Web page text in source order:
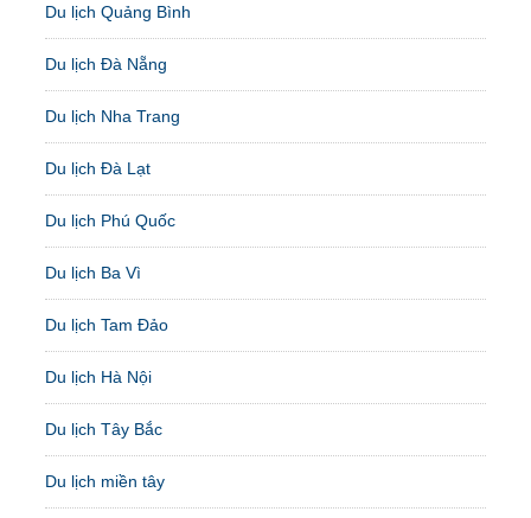
Du lịch Quảng Bình
Du lịch Đà Nẵng
Du lịch Nha Trang
Du lịch Đà Lạt
Du lịch Phú Quốc
Du lịch Ba Vì
Du lịch Tam Đảo
Du lịch Hà Nội
Du lịch Tây Bắc
Du lịch miền tây